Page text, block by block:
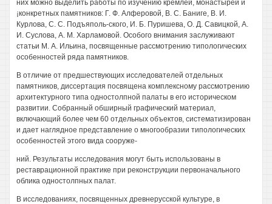
них можно выделить работы по изучению кремлей, монастырей и
¡конкретных памятников: Г. Ф. Алферовой, В. С. Баниге, В. И.
Курлова, С. С. Подъяполь-ского, И. Б. Пуришева, О. Д. Савицкой, А.
И. Суслова, А. М. Харламовой. Особого внимания заслуживают
статьи М. А. Ильина, посвященные рассмотрению типологических
особенностей ряда памятников.
В отличие от предшествующих исследователей отдельных
памятников, диссертация посвящена комплексному рассмотрению
архитектурного типа одностолпной палаты в его историческом
развитии. Собранный обширный графический материал,
включающий более чем 60 отдельных объектов, систематизирован
и дает наглядное представление о многообразии типологических
особенностей этого вида сооруже-
ний. Результаты исследования могут быть использованы в
реставрационной практике при реконструкции первоначального
облика одностолпных палат.
В исследованиях, посвященных древнерусской культуре, в